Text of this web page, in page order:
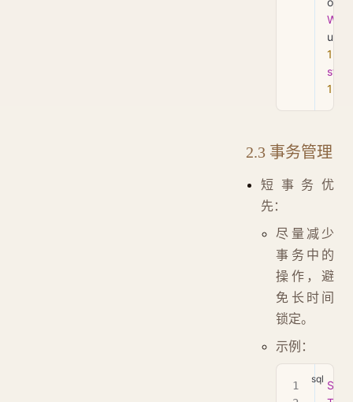
123
1
2.3 事务管理
短事务优
先：
尽量减少
事务中的
操作，避
免长时间
锁定。
示例：